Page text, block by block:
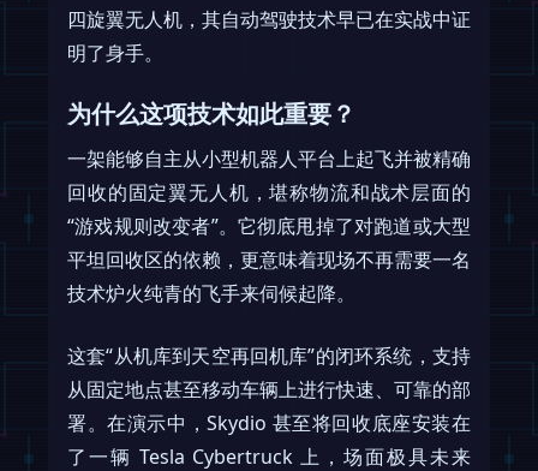
四旋翼无人机，其自动驾驶技术早已在实战中证
明了身手。
为什么这项技术如此重要？
一架能够自主从小型机器人平台上起飞并被精确
回收的固定翼无人机，堪称物流和战术层面的
“游戏规则改变者”。它彻底甩掉了对跑道或大型
平坦回收区的依赖，更意味着现场不再需要一名
技术炉火纯青的飞手来伺候起降。
这套“从机库到天空再回机库”的闭环系统，支持
从固定地点甚至移动车辆上进行快速、可靠的部
署。在演示中，Skydio 甚至将回收底座安装在
了一辆 Tesla Cybertruck 上，场面极具未来